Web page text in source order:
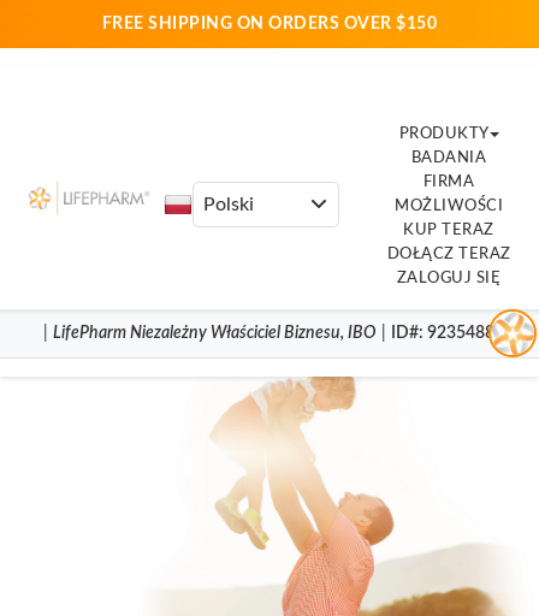
FREE SHIPPING ON ORDERS OVER $150
PRODUKTY
BADANIA
FIRMA
MOŻLIWOŚCI
KUP TERAZ
DOŁĄCZ TERAZ
ZALOGUJ SIĘ
|LifePharmNiezależny Właściciel Biznesu,IBO ID#: 9235488